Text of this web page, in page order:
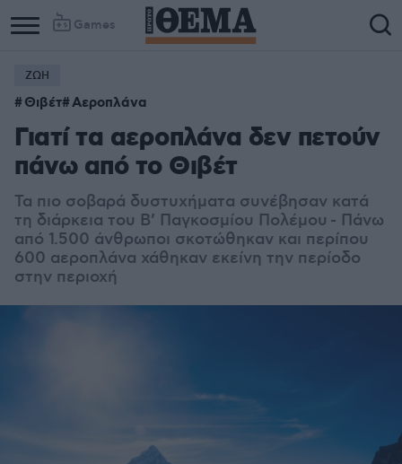
Games
ΖΩΗ
Θιβέτ Αεροπλάνα
Γιατί τα αεροπλάνα δεν πετούν
πάνω από το Θιβέτ
Τα πιο σοβαρά δυστυχήματα συνέβησαν κατά
τη διάρκεια του Β’ Παγκοσμίου Πολέμου - Πάνω
από 1.500 άνθρωποι σκοτώθηκαν και περίπου
600 αεροπλάνα χάθηκαν εκείνη την περίοδο
στην περιοχή